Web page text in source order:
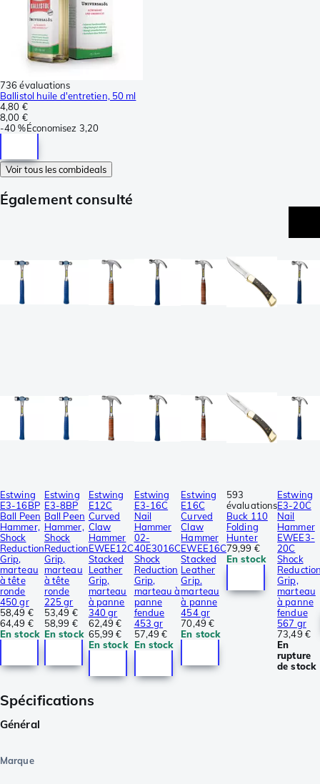
736 évaluations
Ballistol huile d'entretien, 50 ml
4,80 €
8,00 €
-40 %Économisez 3,20
Voir tous les combideals
Également consulté
Estwing
E3-16BP
Ball Peen
Hammer,
Shock
Reduction
Grip,
marteau
à tête
ronde
450 gr
58,49 €
64,49 €
En stock
Estwing
E3-8BP
Ball Peen
Hammer,
Shock
Reduction
Grip,
marteau
à tête
ronde
225 gr
53,49 €
58,99 €
En stock
Estwing
E12C
Curved
Claw
Hammer
EWEE12C
Stacked
Leather
Grip,
marteau
à panne
340 gr
62,49 €
65,99 €
En stock
Estwing
E3-16C
Nail
Hammer
02-
40E3016C
Shock
Reduction
Grip,
marteau à
panne
fendue
453 gr
57,49 €
En stock
Estwing
E16C
Curved
Claw
Hammer
EWEE16C
Stacked
Leather
Grip.
marteau
à panne
454 gr
70,49 €
En stock
593
évaluations
Buck 110
Folding
Hunter
79,99 €
En stock
Estwing
E3-20C
Nail
Hammer
EWEE3-
20C
Shock
Grip,
marteau
à panne
fendue
567 gr
73,49 €
En
rupture
de stock
Spécifications
Général
Marque